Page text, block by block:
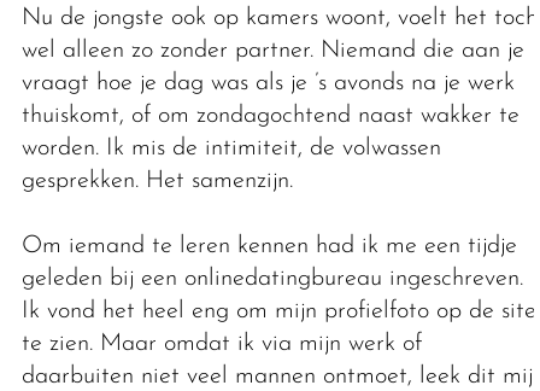
Nu de jongste ook op kamers woont, voelt het toch
wel alleen zo zonder partner. Niemand die aan je
vraagt hoe je dag was als je ’s avonds na je werk
thuiskomt, of om zondagochtend naast wakker te
worden. Ik mis de intimiteit, de volwassen
gesprekken. Het samenzijn.
Om iemand te leren kennen had ik me een tijdje
geleden bij een onlinedatingbureau ingeschreven.
Ik vond het heel eng om mijn profielfoto op de site
te zien. Maar omdat ik via mijn werk of
daarbuiten niet veel mannen ontmoet, leek dit mij